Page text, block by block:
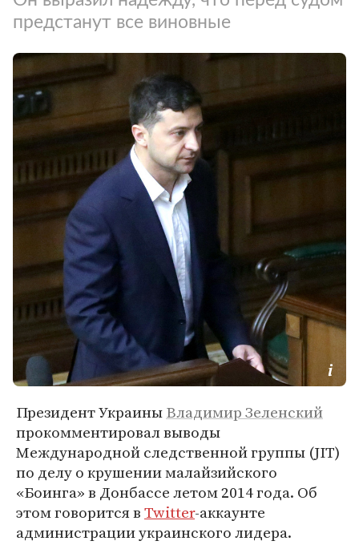
предстанут все виновные
Президент УкраиныВладимир Зеленский
прокомментировал выводы
Международной следственной группы (JIT)
по делу о крушении малайзийского
«Боинга» в Донбассе летом 2014 года. Об
этом говорится вTwitter-аккаунте
администрации украинского лидера.